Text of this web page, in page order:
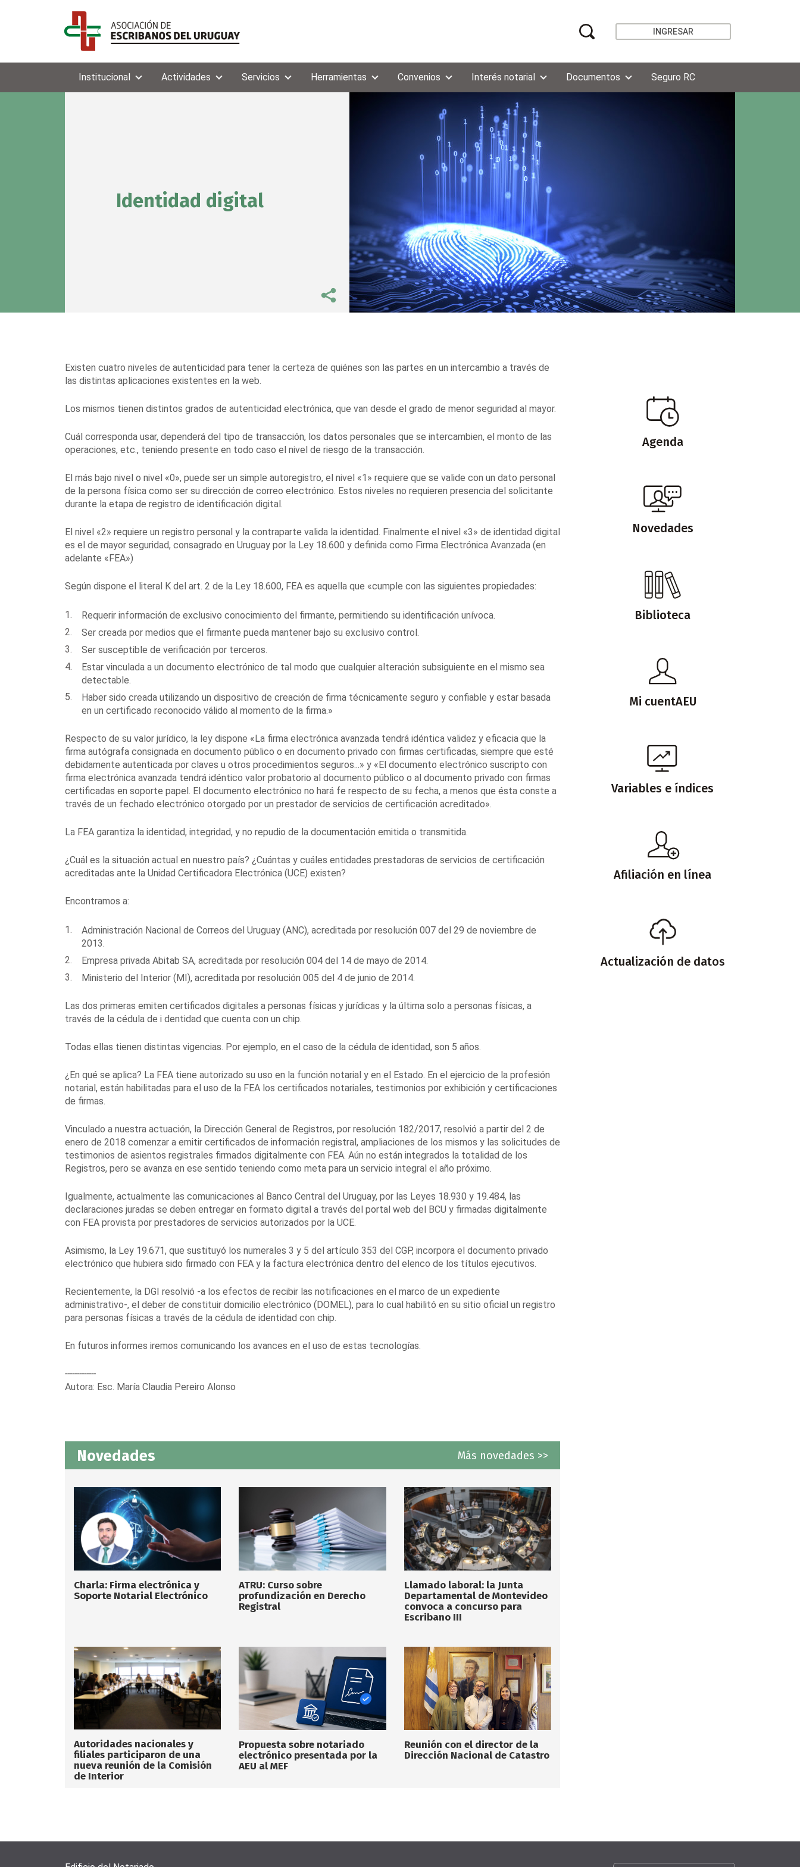
INGRESAR
Institucional Actividades Servicios Herramientas Convenios Interés notarial Documentos Seguro RC
Identidad digital
Existen cuatro niveles de autenticidad para tener la certeza de quiénes son las partes en un intercambio a través de
las distintas aplicaciones existentes en la web.
Los mismos tienen distintos grados de autenticidad electrónica, que van desde el grado de menor seguridad al mayor.
Cuál corresponda usar, dependerá del tipo de transacción, los datos personales que se intercambien, el monto de las
operaciones, etc., teniendo presente en todo caso el nivel de riesgo de la transacción.
El más bajo nivel o nivel «0», puede ser un simple autoregistro, el nivel «1» requiere que se valide con un dato personal
de la persona física como ser su dirección de correo electrónico. Estos niveles no requieren presencia del solicitante
durante la etapa de registro de identificación digital.
El nivel «2» requiere un registro personal y la contraparte valida la identidad. Finalmente el nivel «3» de identidad digital
es el de mayor seguridad, consagrado en Uruguay por la Ley 18.600 y definida como Firma Electrónica Avanzada (en
adelante «FEA»)
Según dispone el literal K del art. 2 de la Ley 18.600, FEA es aquella que «cumple con las siguientes propiedades:
Requerir información de exclusivo conocimiento del firmante, permitiendo su identificación unívoca.
Ser creada por medios que el firmante pueda mantener bajo su exclusivo control.
Ser susceptible de verificación por terceros.
Estar vinculada a un documento electrónico de tal modo que cualquier alteración subsiguiente en el mismo sea
detectable.
Haber sido creada utilizando un dispositivo de creación de firma técnicamente seguro y confiable y estar basada
en un certificado reconocido válido al momento de la firma.»
Respecto de su valor jurídico, la ley dispone «La firma electrónica avanzada tendrá idéntica validez y eficacia que la
firma autógrafa consignada en documento público o en documento privado con firmas certificadas, siempre que esté
debidamente autenticada por claves u otros procedimientos seguros...» y «El documento electrónico suscripto con
firma electrónica avanzada tendrá idéntico valor probatorio al documento público o al documento privado con firmas
certificadas en soporte papel. El documento electrónico no hará fe respecto de su fecha, a menos que ésta conste a
través de un fechado electrónico otorgado por un prestador de servicios de certificación acreditado».
La FEA garantiza la identidad, integridad, y no repudio de la documentación emitida o transmitida.
¿Cuál es la situación actual en nuestro país? ¿Cuántas y cuáles entidades prestadoras de servicios de certificación
acreditadas ante la Unidad Certificadora Electrónica (UCE) existen?
Encontramos a:
Administración Nacional de Correos del Uruguay (ANC), acreditada por resolución 007 del 29 de noviembre de
2013.
Empresa privada Abitab SA, acreditada por resolución 004 del 14 de mayo de 2014.
Ministerio del Interior (MI), acreditada por resolución 005 del 4 de junio de 2014.
Las dos primeras emiten certificados digitales a personas físicas y jurídicas y la última solo a personas físicas, a
través de la cédula de i dentidad que cuenta con un chip.
Todas ellas tienen distintas vigencias. Por ejemplo, en el caso de la cédula de identidad, son 5 años.
¿En qué se aplica? La FEA tiene autorizado su uso en la función notarial y en el Estado. En el ejercicio de la profesión
notarial, están habilitadas para el uso de la FEA los certificados notariales, testimonios por exhibición y certificaciones
de firmas.
Vinculado a nuestra actuación, la Dirección General de Registros, por resolución 182/2017, resolvió a partir del 2 de
enero de 2018 comenzar a emitir certificados de información registral, ampliaciones de los mismos y las solicitudes de
testimonios de asientos registrales firmados digitalmente con FEA. Aún no están integrados la totalidad de los
Registros, pero se avanza en ese sentido teniendo como meta para un servicio integral el año próximo.
Igualmente, actualmente las comunicaciones al Banco Central del Uruguay, por las Leyes 18.930 y 19.484, las
declaraciones juradas se deben entregar en formato digital a través del portal web del BCU y firmadas digitalmente
con FEA provista por prestadores de servicios autorizados por la UCE.
Asimismo, la Ley 19.671, que sustituyó los numerales 3 y 5 del artículo 353 del CGP, incorpora el documento privado
electrónico que hubiera sido firmado con FEA y la factura electrónica dentro del elenco de los títulos ejecutivos.
Recientemente, la DGI resolvió -a los efectos de recibir las notificaciones en el marco de un expediente
administrativo-, el deber de constituir domicilio electrónico (DOMEL), para lo cual habilitó en su sitio oficial un registro
para personas físicas a través de la cédula de identidad con chip.
En futuros informes iremos comunicando los avances en el uso de estas tecnologías.
-------------
Autora: Esc. María Claudia Pereiro Alonso
Novedades Más novedades >>
Charla: Firma electrónica y
Soporte Notarial Electrónico
ATRU: Curso sobre
profundización en Derecho
Registral
Llamado laboral: la Junta
Departamental de Montevideo
convoca a concurso para
Escribano III
Autoridades nacionales y
filiales participaron de una
nueva reunión de la Comisión
de Interior
Propuesta sobre notariado
electrónico presentada por la
AEU al MEF
Reunión con el director de la
Dirección Nacional de Catastro
Agenda
Novedades
Biblioteca
Mi cuentAEU
Variables e índices
Afiliación en línea
Actualización de datos